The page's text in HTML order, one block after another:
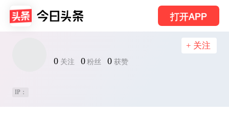
打开APP
0 关注 0 粉丝 0 获赞
+ 关注
IP：